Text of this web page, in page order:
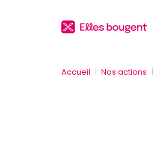
Accueil Nos actions